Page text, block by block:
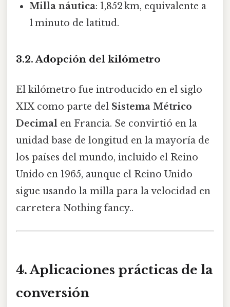
Milla náutica: 1,852 km, equivalente a
1 minuto de latitud.
3.2. Adopción del kilómetro
El kilómetro fue introducido en el siglo
XIX como parte del Sistema Métrico
Decimal en Francia. Se convirtió en la
unidad base de longitud en la mayoría de
los países del mundo, incluido el Reino
Unido en 1965, aunque el Reino Unido
sigue usando la milla para la velocidad en
carretera Nothing fancy..
4. Aplicaciones prácticas de la
conversión